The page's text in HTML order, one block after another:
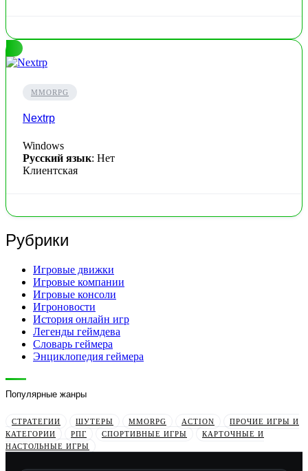
MMORPG
Nextrp
Windows
Русский язык: Нет
Клиентская
Рубрики
Игровые движки
Игровые компании
Игровые консоли
Игроновости
История онлайн игр
Легенды геймдева
Словарь геймера
Энциклопедия геймера
Популярные жанры
СТРАТЕГИИ ШУТЕРЫ MMORPG ACTION
ПРОЧИЕ ИГРЫ И
КАТЕГОРИИ
РПГ СПОРТИВНЫЕ ИГРЫ
КАРТОЧНЫЕ И
НАСТОЛЬНЫЕ ИГРЫ